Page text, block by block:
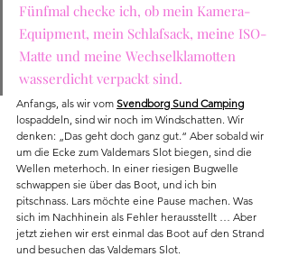
Fünfmal checke ich, ob mein Kamera-
Equipment, mein Schlafsack, meine ISO-
Matte und meine Wechselklamotten
wasserdicht verpackt sind.
Anfangs, als wir vom Svendborg Sund Camping
lospaddeln, sind wir noch im Windschatten. Wir
denken: „Das geht doch ganz gut.“ Aber sobald wir
um die Ecke zum Valdemars Slot biegen, sind die
Wellen meterhoch. In einer riesigen Bugwelle
schwappen sie über das Boot, und ich bin
pitschnass. Lars möchte eine Pause machen. Was
sich im Nachhinein als Fehler herausstellt … Aber
jetzt ziehen wir erst einmal das Boot auf den Strand
und besuchen das Valdemars Slot.